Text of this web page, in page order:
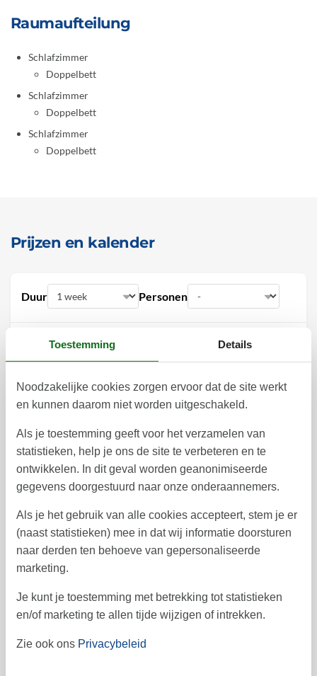
Raumaufteilung
Schlafzimmer
Doppelbett
Schlafzimmer
Doppelbett
Schlafzimmer
Doppelbett
Prijzen en kalender
Duur Personen
augustus 2026
ma di wo do vr za
31 1
3
33 10 11 12 13 14 15 16
34 17 18 19 20 21 22 23
35 24 25 26 27 28 29
36
september 2026
ma di wo do vr za
36 1 2
Toestemming Details
Noodzakelijke cookies zorgen ervoor dat de site werkt
en kunnen daarom niet worden uitgeschakeld.
Als je toestemming geeft voor het verzamelen van
statistieken, help je ons de site te verbeteren en te
ontwikkelen. In dit geval worden geanonimiseerde
gegevens doorgestuurd naar onze onderaannemers.
Als je het gebruik van alle cookies accepteert, stem je er
(naast statistieken) mee in dat wij informatie doorsturen
naar derden ten behoeve van gepersonaliseerde
marketing.
Je kunt je toestemming met betrekking tot statistieken
en/of marketing te allen tijde wijzigen of intrekken.
Zie ook ons Privacybeleid